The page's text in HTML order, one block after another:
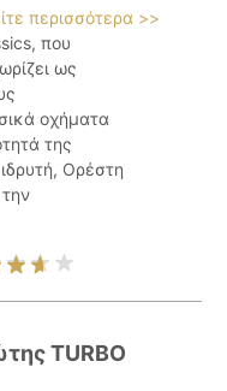
περισσότερα >>
που
ως
οχήματα
της
Ορέστη
TURBO